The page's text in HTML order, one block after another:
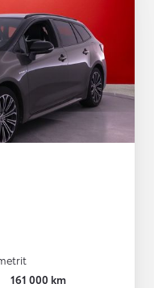
161 000 km